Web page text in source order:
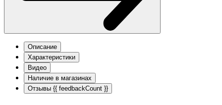
Описание
Характеристики
Видео
Наличие в магазинах
Отзывы {{ feedbackCount }}